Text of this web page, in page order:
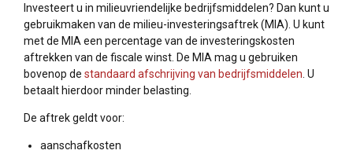
Investeert u in milieuvriendelijke bedrijfsmiddelen? Dan kunt u
gebruikmaken van de milieu-investeringsaftrek (MIA). U kunt
met de MIA een percentage van de investeringskosten
aftrekken van de fiscale winst. De MIA mag u gebruiken
bovenop de standaard afschrijving van bedrijfsmiddelen . U
betaalt hierdoor minder belasting.
De aftrek geldt voor:
aanschafkosten